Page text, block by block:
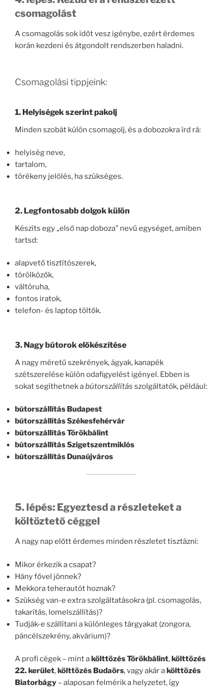
csomagolást
A csomagolás sok időt vesz igénybe, ezért érdemes
korán kezdeni és átgondolt rendszerben haladni.
Csomagolási tippjeink:
1. Helyiségek szerint pakolj
Minden szobát külön csomagolj, és a dobozokra írd rá:
helyiség neve,
tartalom,
törékeny jelölés, ha szükséges.
2. Legfontosabb dolgok külön
Készíts egy „első nap doboza” nevű egységet, amiben
tartsd:
alapvető tisztítószerek,
törölközők,
váltóruha,
fontos iratok,
telefon- és laptop töltők.
3. Nagy bútorok előkészítése
A nagy méretű szekrények, ágyak, kanapék
szétszerelése külön odafigyelést igényel. Ebben is
sokat segíthetnek abútorszállítás szolgáltatók, például:
bútorszállítás Budapest
bútorszállítás Székesfehérvár
bútorszállítás Törökbálint
bútorszállítás Szigetszentmiklós
bútorszállítás Dunaújváros
5. lépés: Egyeztesd a részleteket a
költöztető céggel
A nagy nap előtt érdemes minden részletet tisztázni:
Mikor érkezik a csapat?
Hány fővel jönnek?
Mekkora teherautót hoznak?
Szükség van-e extra szolgáltatásokra (pl. csomagolás,
takarítás, lomelszállítás)?
Tudják-e szállítani a különleges tárgyakat (zongora,
páncélszekrény, akvárium)?
A profi cégek – mint akölttözés Törökbálint,költtözés
22. kerület,költtözés Budaörs, vagy akár akölttözés
Biatorbágy – alaposan felmérik a helyzetet, így